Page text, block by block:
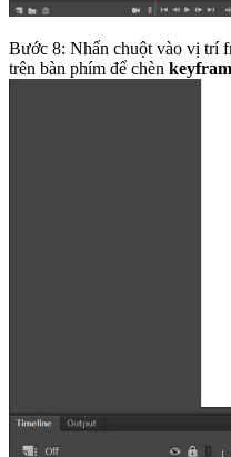
Bước 8: Nhấn chuột vào vị trí
trên bàn phím để chèn